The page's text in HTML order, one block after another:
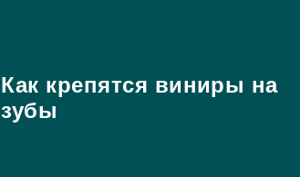
Как крепятся виниры на
зубы